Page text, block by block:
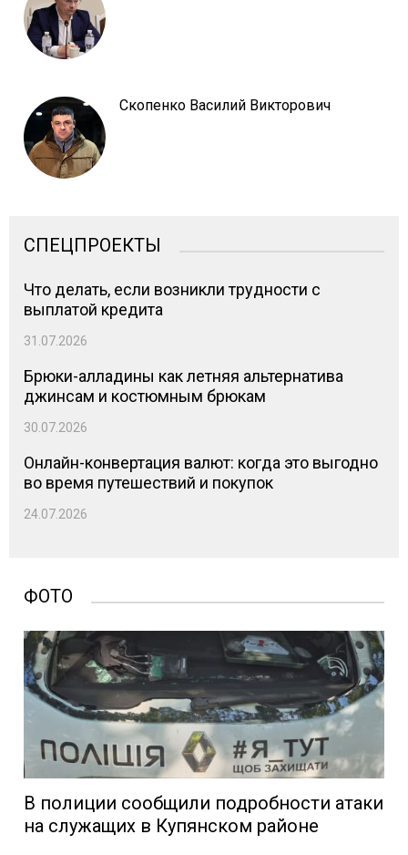
Скопенко Василий Викторович
СПЕЦПРОЕКТЫ
Что делать, если возникли трудности с
выплатой кредита
31.07.2026
Брюки-алладины как летняя альтернатива
джинсам и костюмным брюкам
30.07.2026
Онлайн-конвертация валют: когда это выгодно
во время путешествий и покупок
24.07.2026
ФОТО
В полиции сообщили подробности атаки
на служащих в Купянском районе